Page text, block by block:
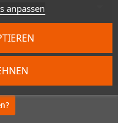
anpassen